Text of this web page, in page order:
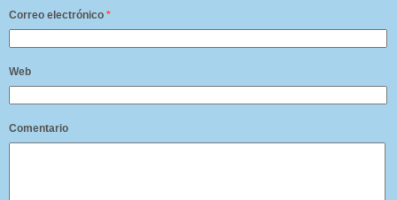
Correo electrónico *
Web
Comentario